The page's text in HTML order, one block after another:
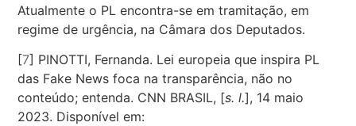
Atualmente o PL encontra-se em tramitação, em
regime de urgência, na Câmara dos Deputados.
[7] PINOTTI, Fernanda. Lei europeia que inspira PL
das Fake News foca na transparência, não no
conteúdo; entenda. CNN BRASIL, [s. l.], 14 maio
2023. Disponível em: